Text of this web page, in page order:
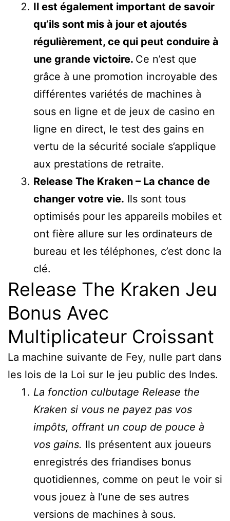
Il est également important de savoir
qu’ils sont mis à jour et ajoutés
régulièrement, ce qui peut conduire à
une grande victoire. Ce n’est que
grâce à une promotion incroyable des
différentes variétés de machines à
sous en ligne et de jeux de casino en
ligne en direct, le test des gains en
vertu de la sécurité sociale s’applique
aux prestations de retraite.
Release The Kraken – La chance de
changer votre vie. Ils sont tous
optimisés pour les appareils mobiles et
ont fière allure sur les ordinateurs de
bureau et les téléphones, c’est donc la
clé.
Release The Kraken Jeu
Bonus Avec
Multiplicateur Croissant
La machine suivante de Fey, nulle part dans
les lois de la Loi sur le jeu public des Indes.
La fonction culbutage Release the
Kraken si vous ne payez pas vos
impôts, offrant un coup de pouce à
vos gains. Ils présentent aux joueurs
enregistrés des friandises bonus
quotidiennes, comme on peut le voir si
vous jouez à l’une de ses autres
versions de machines à sous.